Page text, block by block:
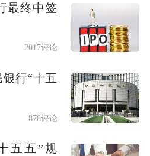
品牌的主动选择。
化，有利于帮助广大
资框架。对普通投资
的同质化研报容易形
剧市场追涨杀跌。而
维度参考，投资者可
最终中签
2017评论
行“十五
878评论
五五”规